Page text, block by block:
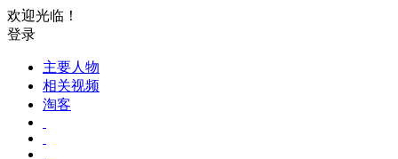
欢迎光临！
登录
主要人物
相关视频
淘客